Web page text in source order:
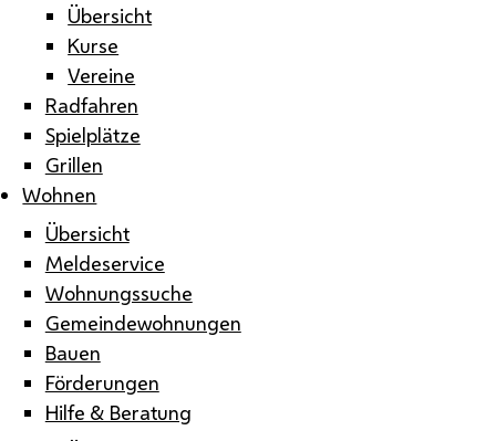
Übersicht
Kurse
Vereine
Radfahren
Spielplätze
Grillen
Wohnen
Übersicht
Meldeservice
Wohnungssuche
Gemeindewohnungen
Bauen
Förderungen
Hilfe & Beratung